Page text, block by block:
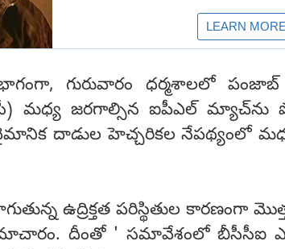
గురువారం ధర్మశాలలో పంజాబ్
మధ్య జరగాల్సిన ఐపీఎల్ మ్యాచ్‌ను
దాడుల హెచ్చరికల నేపథ్యంలో
ఉద్రిక్తత పరిస్థితుల కారణంగా
దీంతో ' సమావేశంలో బీసీసీఐ